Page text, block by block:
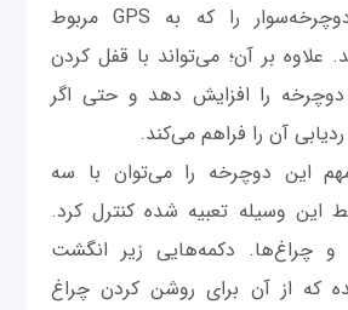
کارهای معمولی دوچرخه‌سوار را که به GPS‌ مربوط
علاوه بر آن؛ می‌تواند با قفل کردن
را افزایش دهد و حتی اگر
آن را فراهم می‌کند.
این دوچرخه را می‌توان با سه
این وسیله تعبیه شده کنترل کرد.
و چراغ‌ها. دکمه‌هایی زیر انگشت
از آن برای روشن کردن چراغ